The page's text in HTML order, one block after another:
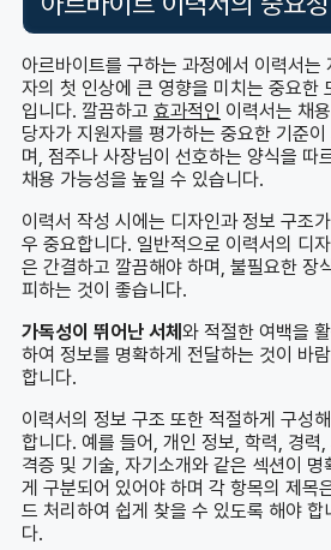
아르바이트를 구하는 과정에서 이력서는
자의 첫 인상에 큰 영향을 미치는 중요한
입니다. 깔끔하고 효과적인 이력서는 채
당자가 지원자를 평가하는 중요한 기준이
며, 점주나 사장님이 선호하는 양식을 따
채용 가능성을 높일 수 있습니다.
이력서 작성 시에는 디자인과 정보 구조
우 중요합니다. 일반적으로 이력서의 디
은 간결하고 깔끔해야 하며, 불필요한 장
피하는 것이 좋습니다.
가독성이 뛰어난 서체 와 적절한 여백을
하여 정보를 명확하게 전달하는 것이 바
합니다.
이력서의 정보 구조 또한 적절하게 구성
합니다. 예를 들어, 개인 정보, 학력, 경력,
격증 및 기술, 자기소개와 같은 섹션이 명
게 구분되어 있어야 하며 각 항목의 제목
드 처리하여 쉽게 찾을 수 있도록 해야 합
다.